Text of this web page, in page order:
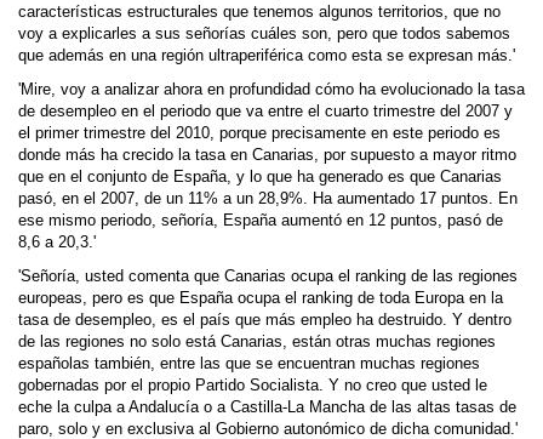
características estructurales que tenemos algunos territorios, que no
voy a explicarles a sus señorías cuáles son, pero que todos sabemos
que además en una región ultraperiférica como esta se expresan más.'
'Mire, voy a analizar ahora en profundidad cómo ha evolucionado la tasa
de desempleo en el periodo que va entre el cuarto trimestre del 2007 y
el primer trimestre del 2010, porque precisamente en este periodo es
donde más ha crecido la tasa en Canarias, por supuesto a mayor ritmo
que en el conjunto de España, y lo que ha generado es que Canarias
pasó, en el 2007, de un 11% a un 28,9%. Ha aumentado 17 puntos. En
ese mismo periodo, señoría, España aumentó en 12 puntos, pasó de
8,6 a 20,3.'
'Señoría, usted comenta que Canarias ocupa el ranking de las regiones
europeas, pero es que España ocupa el ranking de toda Europa en la
tasa de desempleo, es el país que más empleo ha destruido. Y dentro
de las regiones no solo está Canarias, están otras muchas regiones
españolas también, entre las que se encuentran muchas regiones
gobernadas por el propio Partido Socialista. Y no creo que usted le
eche la culpa a Andalucía o a Castilla-La Mancha de las altas tasas de
paro, solo y en exclusiva al Gobierno autonómico de dicha comunidad.'